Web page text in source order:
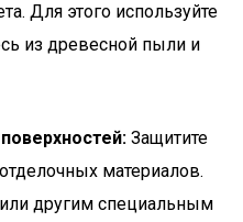
Для этого используйте
из древесной пыли и
Защитите
материалов.
другим специальным